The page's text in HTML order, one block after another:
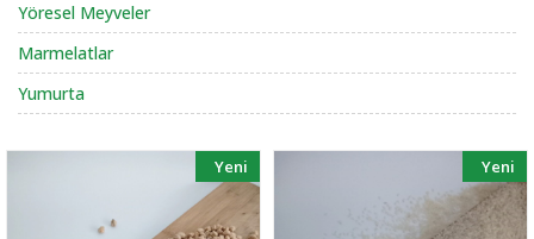
Yöresel Meyveler
Marmelatlar
Yumurta
Yeni Yeni